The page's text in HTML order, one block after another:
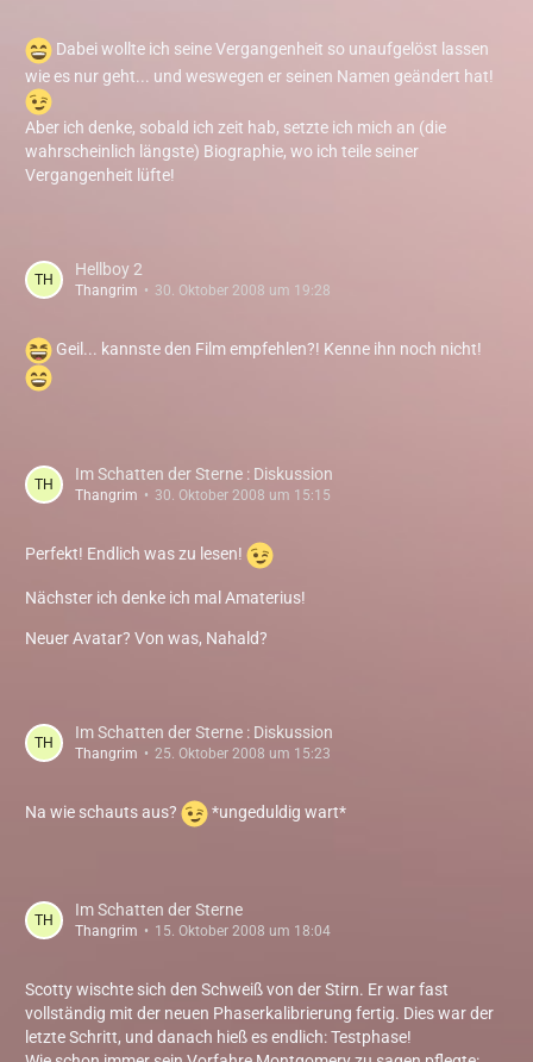
Dabei wollte ich seine Vergangenheit so unaufgelöst lassen
wie es nur geht... und weswegen er seinen Namen geändert hat!
Aber ich denke, sobald ich zeit hab, setzte ich mich an (die
wahrscheinlich längste) Biographie, wo ich teile seiner
Vergangenheit lüfte!
Hellboy 2
Thangrim 30. Oktober 2008 um 19:28
Geil... kannste den Film empfehlen?! Kenne ihn noch nicht!
Im Schatten der Sterne : Diskussion
Thangrim 30. Oktober 2008 um 15:15
Perfekt! Endlich was zu lesen!
Nächster ich denke ich mal Amaterius!
Neuer Avatar? Von was, Nahald?
Im Schatten der Sterne : Diskussion
Thangrim 25. Oktober 2008 um 15:23
Na wie schauts aus? *ungeduldig wart*
Im Schatten der Sterne
Thangrim 15. Oktober 2008 um 18:04
Scotty wischte sich den Schweiß von der Stirn. Er war fast
vollständig mit der neuen Phaserkalibrierung fertig. Dies war der
letzte Schritt, und danach hieß es endlich: Testphase!